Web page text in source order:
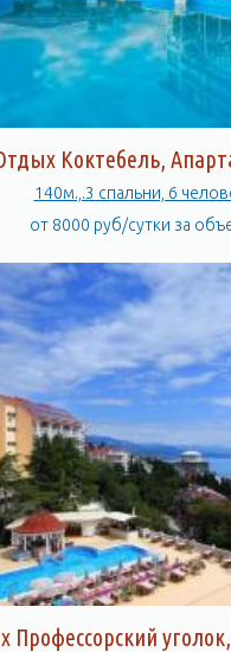
Коктебель,
140м.,.3 спальни, 6
от 8000 руб/сутки за
Профессорский